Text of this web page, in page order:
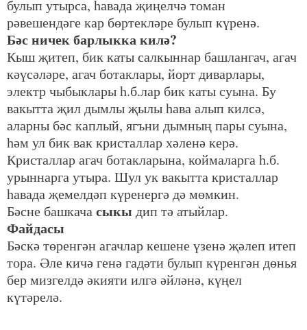
булып утырса, һавада җиңелчә томан
рәвешендәге кар бөртекләре булып күренә.
Бәс ничек барлыкка килә?
Кыш җитеп, бик каты салкыннар башлангач, агач
кәүсәләре, агач ботаклары, йорт диварлары,
электр чыбыклары һ.б.лар бик каты суына. Бу
вакытта җил дымлы җылы һава алып килсә,
аларны бәс каплый, ягъни дымның пары суына,
һәм ул бик вак кристаллар хәленә керә.
Кристаллар агач ботакларына, коймаларга һ.б.
урыннарга утыра. Шул ук вакытта кристаллар
һавада җемелдәп күренергә дә мөмкин.
Бәсне башкачасыкы дип тә атыйлар.
Файдасы
Бәскә төренгән агачлар кешене үзенә җәлеп итеп
тора. Әле кичә генә гадәти булып күренгән дөнья
бер мизгелдә әкияти илгә әйләнә, күңел
күтәрелә.